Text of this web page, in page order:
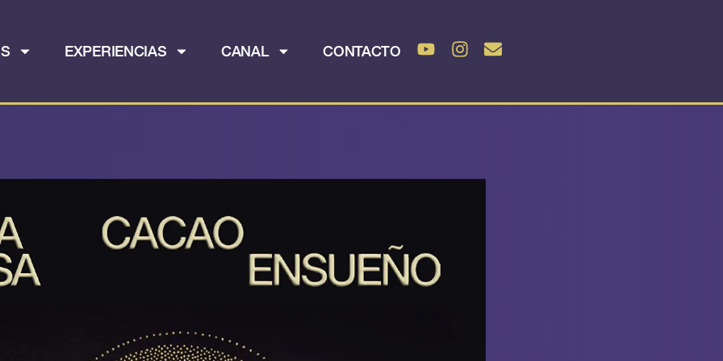
EXPERIENCIAS CANAL CONTACTO